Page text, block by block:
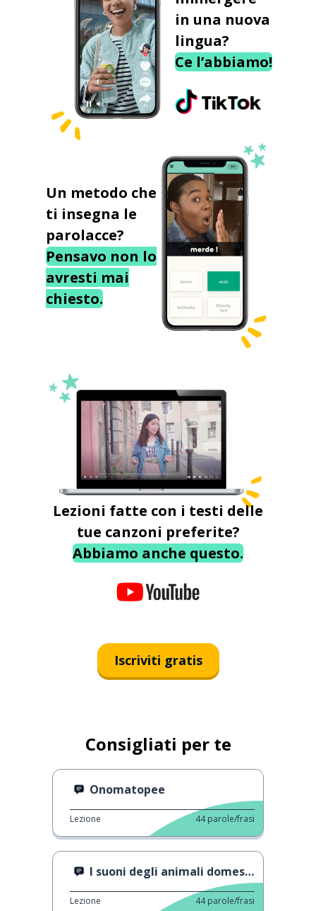
in una nuova
lingua?
Ce l’abbiamo!
Un metodo che
ti insegna le
parolacce?
Pensavo non lo
avresti mai
chiesto.
Lezioni fatte con i testi delle
tue canzoni preferite?
Abbiamo anche questo.
Iscriviti gratis
Consigliati per te
Onomatopee
Lezione 44 parole/frasi
I suoni degli animali domestici
Lezione 44 parole/frasi